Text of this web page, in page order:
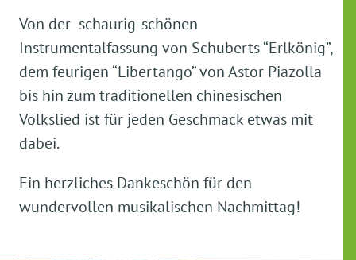
Von der schaurig-schönen
Instrumentalfassung von Schuberts “Erlkönig”,
dem feurigen “Libertango” von Astor Piazolla
bis hin zum traditionellen chinesischen
Volkslied ist für jeden Geschmack etwas mit
dabei.
Ein herzliches Dankeschön für den
wundervollen musikalischen Nachmittag!